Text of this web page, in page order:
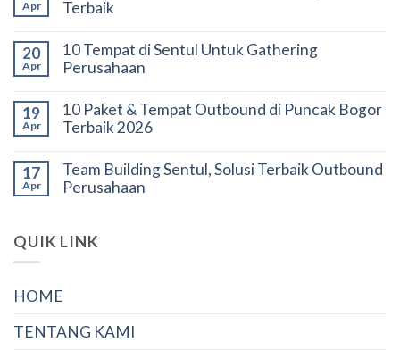
Apr
Terbaik
20
Apr
10 Tempat di Sentul Untuk Gathering
Perusahaan
19
Apr
10 Paket & Tempat Outbound di Puncak Bogor
Terbaik 2026
17
Apr
Team Building Sentul, Solusi Terbaik Outbound
Perusahaan
QUIK LINK
HOME
TENTANG KAMI